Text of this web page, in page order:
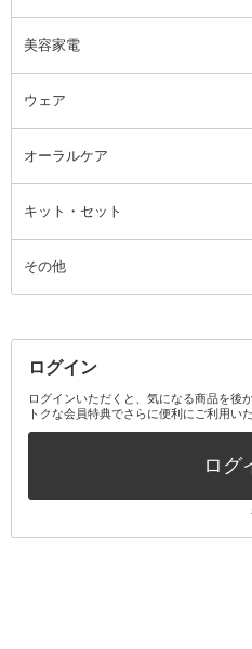
ブラシ・チップ
ツィザー・毛抜き
カミソリ
ファンデーション・パウダーケー
ス
ミラー・鏡
かかと・角質ケアグッズ
絆創膏
ヘアゴム
ヘアバンド
ヘッドマッサージブラシ
日用品・雑貨全て
柔軟剤
ルームフレグランス・ディフュー
ザー
アロマキャンドル
消臭剤・芳香剤
美容家電
美容家電全て
ボディケア美容家電
その他美容家電
ウェア
ウェア全て
レッグウェア
オーラルケア
オーラルケア全て
歯ブラシ
その他オーラルケア
キット・セット
キット・セット全て
ボディケアキット
その他キット・セット
その他
ログイン
ログインいただくと、気になる商品を後
トクな会員特典でさらに便利にご利用い
ログ